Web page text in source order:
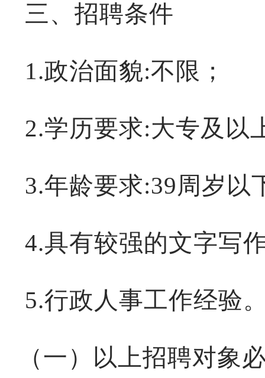
三、招聘条件
1.政治面貌:不限；
2.学历要求:大专及以
3.年龄要求:39周岁以
4.具有较强的文字写
5.行政人事工作经验
（一）以上招聘对象